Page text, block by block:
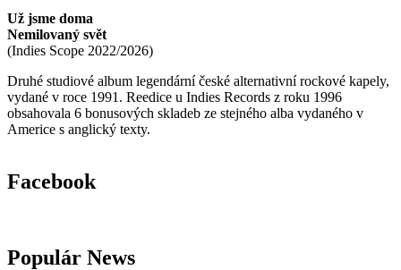
Už jsme doma
Nemilovaný svět
(Indies Scope 2022/2026)
Druhé studiové album legendární české alternativní rockové kapely,
vydané v roce 1991. Reedice u Indies Records z roku 1996
obsahovala 6 bonusových skladeb ze stejného alba vydaného v
Americe s anglický texty.
Facebook
Populár News